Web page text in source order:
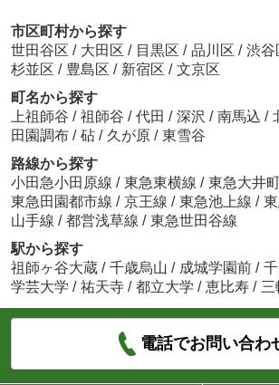
市区町村から探す
世田谷区 / 大田区 / 目黒区 / 品川区 / 渋谷
杉並区 / 豊島区 / 新宿区 / 文京区
町名から探す
上祖師谷 / 祖師谷 / 代田 / 深沢 / 南馬込 /
田園調布 / 砧 / 久が原 / 東雪谷
路線から探す
小田急小田原線 / 東急東横線 / 東急大井
東急田園都市線 / 京王線 / 東急池上線 /
山手線 / 都営浅草線 / 東急世田谷線
駅から探す
祖師ヶ谷大蔵 / 千歳烏山 / 成城学園前 /
学芸大学 / 祐天寺 / 都立大学 / 恵比寿 / 三
電話でお問い合わ